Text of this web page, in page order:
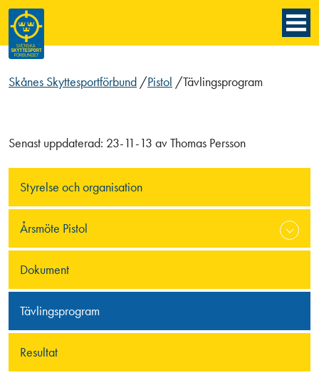
Skånes Skyttesportförbund /Pistol /Tävlingsprogram
Styrelse och organisation
Årsmöte Pistol
Dokument
Tävlingsprogram
Resultat
Senast uppdaterad: 23-11-13 avThomas Persson